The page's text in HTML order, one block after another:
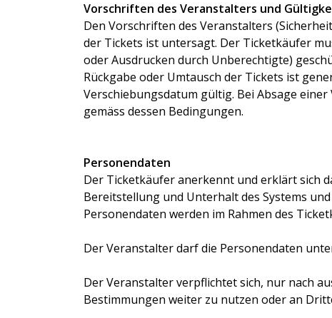
Vorschriften des Veranstalters und
Den Vorschriften des Veranstalters
der Tickets ist untersagt. Der Ticketkäufer
oder Ausdrucken durch Unberechtigte)
Rückgabe oder Umtausch der Tickets ist
Verschiebungsdatum gültig. Bei Absage
gemäss dessen Bedingungen.
Personendaten
Der Ticketkäufer anerkennt und erklärt sich
Bereitstellung und Unterhalt des Systems
Personendaten werden im Rahmen des
Der Veranstalter darf die Personendaten
Der Veranstalter verpflichtet sich, nur nach
Bestimmungen weiter zu nutzen oder an